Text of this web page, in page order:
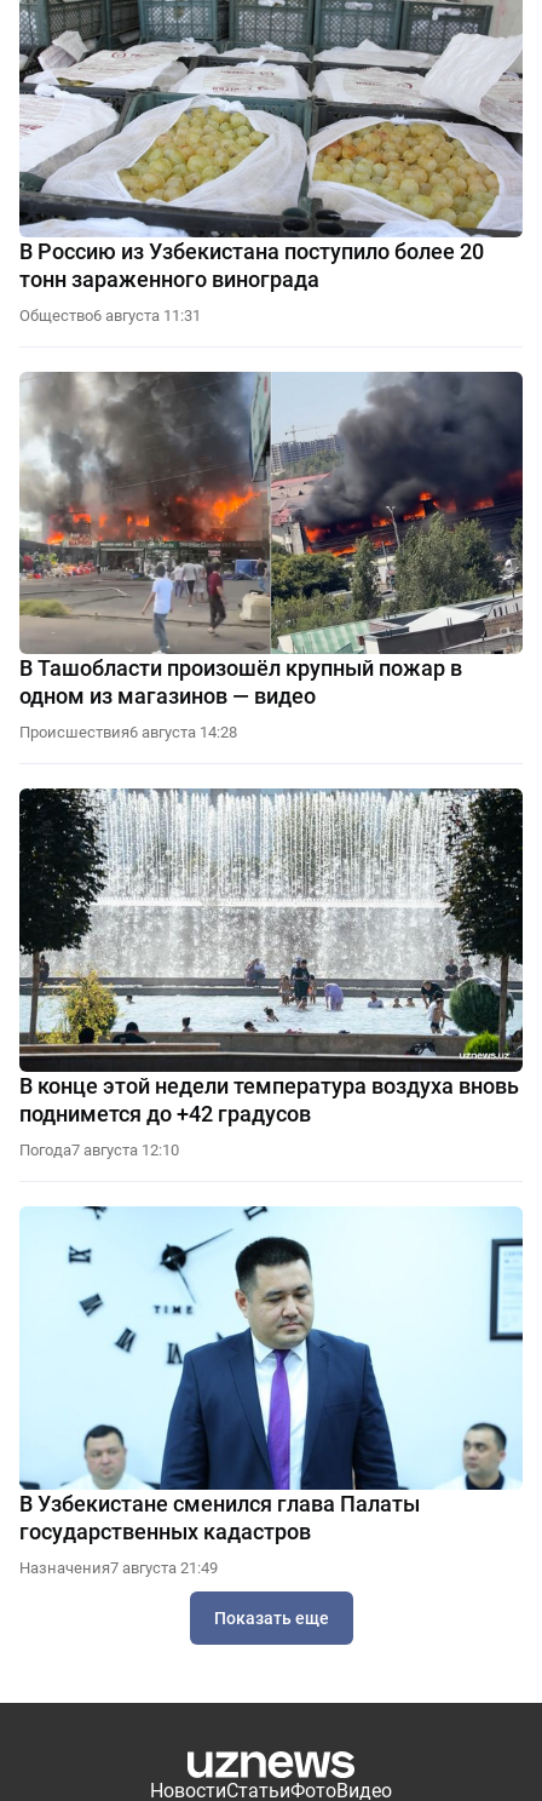
В Россию из Узбекистана поступило более 20
тонн зараженного винограда
Общество6 августа 11:31
В Ташобласти произошёл крупный пожар в
одном из магазинов — видео
Происшествия6 августа 14:28
В конце этой недели температура воздуха вновь
поднимется до +42 градусов
Погода7 августа 12:10
В Узбекистане сменился глава Палаты
государственных кадастров
Назначения7 августа 21:49
Показать еще
НовостиСтатьиФотоВидео